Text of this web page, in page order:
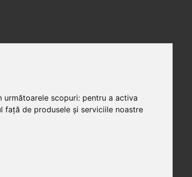
următoarele scopuri: pentru a activa
față de produsele și serviciile noastre